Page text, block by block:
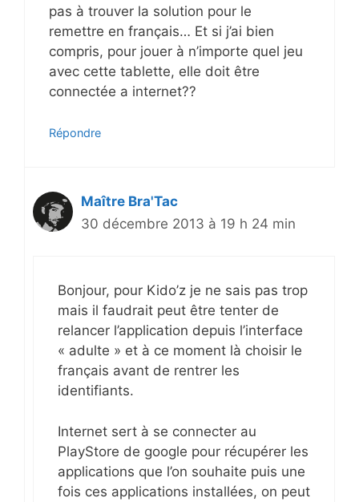
pas à trouver la solution pour le
remettre en français… Et si j’ai bien
compris, pour jouer à n’importe quel jeu
avec cette tablette, elle doit être
connectée a internet??
Répondre
Maître Bra'Tac
30 décembre 2013 à 19 h 24 min
Bonjour, pour Kido’z je ne sais pas trop
mais il faudrait peut être tenter de
relancer l’application depuis l’interface
« adulte » et à ce moment là choisir le
français avant de rentrer les
identifiants.
Internet sert à se connecter au
PlayStore de google pour récupérer les
applications que l’on souhaite puis une
fois ces applications installées, on peut